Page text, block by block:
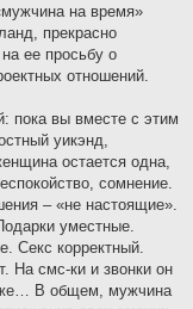
на время»
прекрасно
ее просьбу о
отношений.
пока вы вместе с этим
уикэнд,
остается одна,
сомнение.
– «не настоящие».
уместные.
Секс корректный.
На смс-ки и звонки он
же… В общем, мужчина